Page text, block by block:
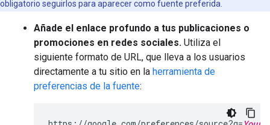
obligatorio seguirlos para aparecer como fuente preferida.
Añade el enlace profundo a tus publicaciones o
promociones en redes sociales. Utiliza el
siguiente formato de URL, que lleva a los usuarios
directamente a tu sitio en la herramienta de
preferencias de la fuente: